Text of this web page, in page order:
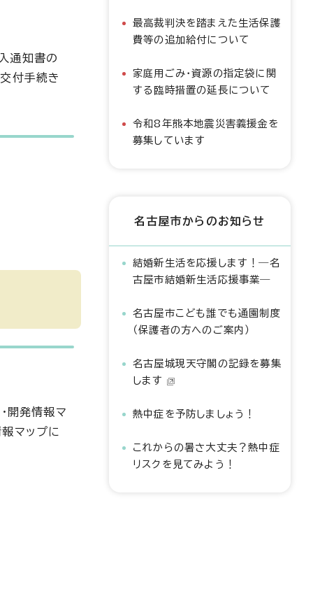
通知書の
付手続き
開発情報マ
マップに
最高裁判決を踏まえた生活保護
費等の追加給付について
家庭用ごみ・資源の指定袋に関
する臨時措置の延長について
令和8年熊本地震災害義援金を
募集しています
名古屋市からのお知らせ
結婚新生活を応援します！―名
古屋市結婚新生活応援事業―
名古屋市こども誰でも通園制度
（保護者の方へのご案内）
名古屋城現天守閣の記録を募集
します
熱中症を予防しましょう！
これからの暑さ大丈夫？熱中症
リスクを見てみよう！